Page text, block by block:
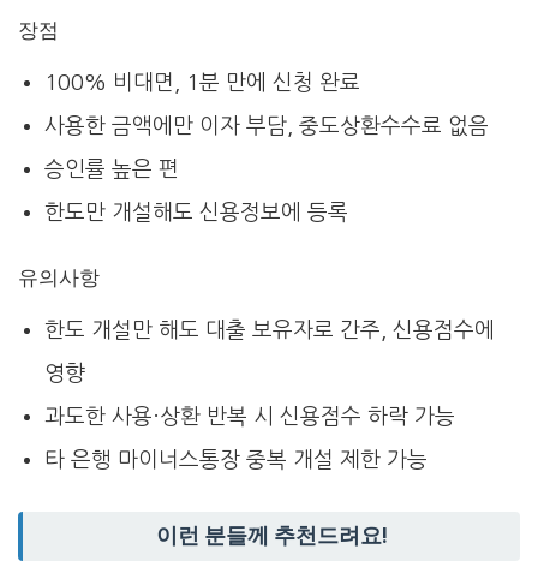
장점
100% 비대면, 1분 만에 신청 완료
사용한 금액에만 이자 부담, 중도상환수수료 없음
승인률 높은 편
한도만 개설해도 신용정보에 등록
유의사항
한도 개설만 해도 대출 보유자로 간주, 신용점수에
영향
과도한 사용·상환 반복 시 신용점수 하락 가능
타 은행 마이너스통장 중복 개설 제한 가능
이런 분들께 추천드려요!